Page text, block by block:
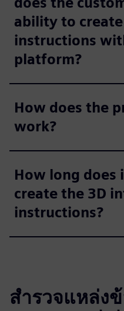
ability to
instructions
platform?
How does the
work?
How long does
create the 3D
instructions?
สำรวจแหล่ง